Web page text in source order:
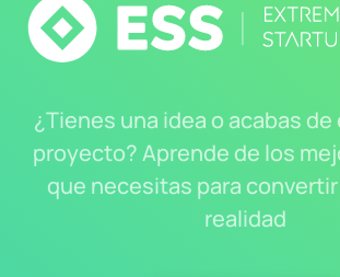
¿Tienes una idea o acabas de
proyecto? Aprende de los
que necesitas para
realidad